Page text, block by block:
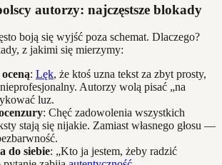
autorzy: najczęstsze blokady
boją się wyjść poza schemat. Dlaczego?
z jakimi się mierzymy:
: Lęk, że ktoś uzna tekst za zbyt prosty,
Autorzy wolą pisać „na
luz.
: Chęć zadowolenia wszystkich
stają się nijakie. Zamiast własnego głosu —
do siebie: „Kto ja jestem, żeby radzić